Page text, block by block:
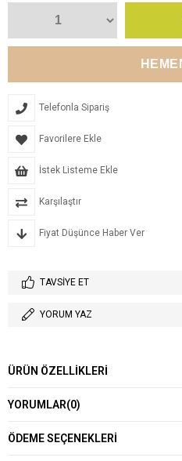
Telefonla Sipariş
Favorilere Ekle
İstek Listeme Ekle
Karşılaştır
Fiyat Düşünce Haber Ver
TAVSIYE ET
YORUM YAZ
ÜRÜN ÖZELLIKLERI
YORUMLAR(0)
ÖDEME SEÇENEKLERI